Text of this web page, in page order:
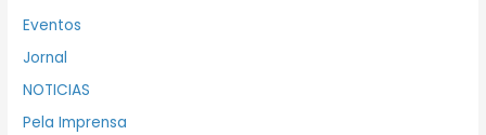
Eventos
Jornal
NOTICIAS
Pela Imprensa